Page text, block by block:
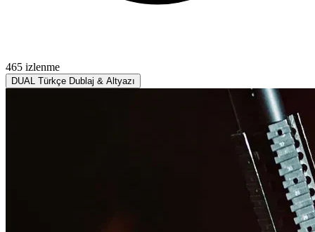
465 izlenme
DUAL Türkçe Dublaj & Altyazı